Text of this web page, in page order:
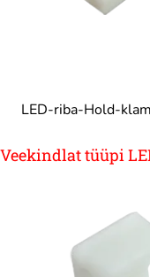
LED-riba-Hold-
Veekindlat tüüpi